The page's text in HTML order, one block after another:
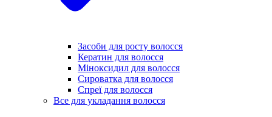
Засоби для росту волосся
Кератин для волосся
Міноксидил для волосся
Сироватка для волосся
Спреї для волосся
Все для укладання волосся